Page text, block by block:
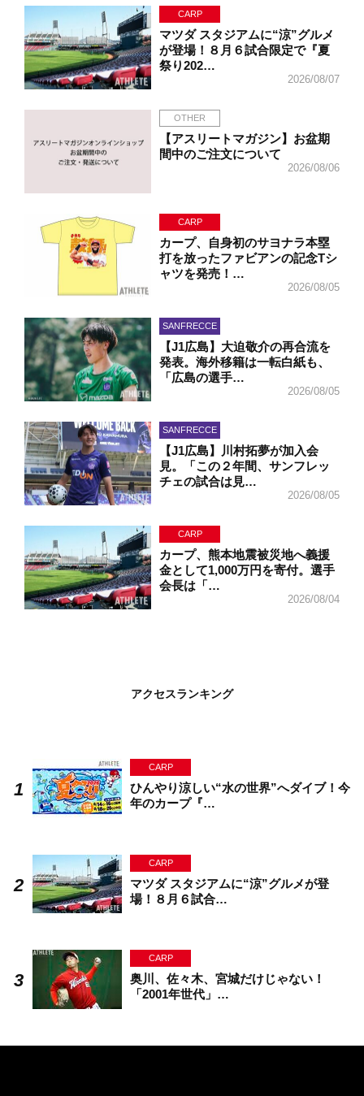
CARP
マツダ スタジアムに“涼”グルメ
が登場！８月６試合限定で『夏
祭り202…
2026/08/07
OTHER
【アスリートマガジン】お盆期
間中のご注文について
2026/08/06
CARP
カープ、自身初のサヨナラ本塁
打を放ったファビアンの記念Tシ
ャツを発売！…
2026/08/05
SANFRECCE
【J1広島】大迫敬介の再合流を
発表。海外移籍は一転白紙も、
「広島の選手…
2026/08/05
SANFRECCE
【J1広島】川村拓夢が加入会
見。「この２年間、サンフレッ
チェの試合は見…
2026/08/05
CARP
カープ、熊本地震被災地へ義援
金として1,000万円を寄付。選手
会長は「…
2026/08/04
アクセスランキング
CARP
ひんやり涼しい“水の世界”へダイブ！今
年のカープ『…
CARP
マツダ スタジアムに“涼”グルメが登
場！８月６試合…
CARP
奥川、佐々木、宮城だけじゃない！
「2001年世代」…